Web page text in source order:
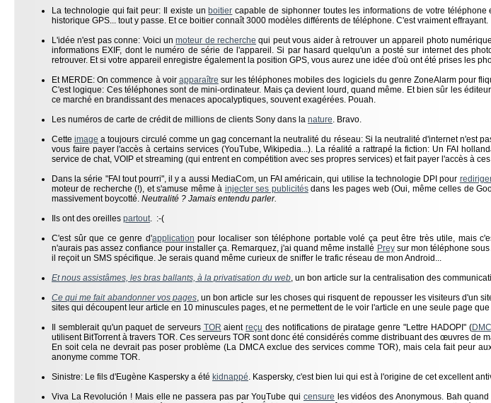
La technologie qui fait peur: Il existe un boitier capable de siphonner toutes les informations de votre
historique GPS... tout y passe. Et ce boitier connaît 3000 modèles différents de téléphone. C'est vraiment effrayant.
L'idée n'est pas conne: Voici unmoteur de recherche qui peut vous aider à retrouver un appareil photo
informations EXIF, dont le numéro de série de l'appareil. Si par hasard quelqu'un a posté sur internet des
retrouver. Et si votre appareil enregistre également la position GPS, vous aurez une idée d'où ont été prises les
Et MERDE: On commence à voir apparaître sur les téléphones mobiles des logiciels du genre ZoneAlarm pour
C'est logique: Ces téléphones sont de mini-ordinateur. Mais ça devient lourd, quand même. Et bien sûr les
ce marché en brandissant des menaces apocalyptiques, souvent exagérées. Pouah.
Les numéros de carte de crédit de millions de clients Sony dans la nature. Bravo.
Cetteimage a toujours circulé comme un gag concernant la neutralité du réseau: Si la neutralité d'internet n'est
vous faire payer l'accès à certains services (YouTube, Wikipedia...). La réalité a rattrapé la fiction: Un FAI
service de chat, VOIP et streaming (qui entrent en compétition avec ses propres services) et fait payer l'accès à
Dans la série "FAI tout pourri", il y a aussi MediaCom, un FAI américain, qui utilise la technologie DPI pour
moteur de recherche (!), et s'amuse même à injecter ses publicitésdans les pages web (Oui, même celles de
massivement boycotté. Neutralité ? Jamais entendu parler.
Ils ont des oreilles partout. :-(
C'est sûr que ce genre d'application pour localiser son téléphone portable volé ça peut être très utile, mais
n'aurais pas assez confiance pour installer ça. Remarquez, j'ai quand même installé Preysur mon téléphone sous
il reçoit un SMS spécifique. Je serais quand même curieux de sniffer le trafic réseau de mon Android...
Et nous assistâmes, les bras ballants, à la privatisation du web, un bon article sur la centralisation des
Ce qui me fait abandonner vos pages, un bon article sur les choses qui risquent de repousser les visiteurs d'un
sites qui découpent leur article en 10 minuscules pages, et ne permettent de le voir l'article en une seule page
Il semblerait qu'un paquet de serveurs TOR aientreçu des notifications de piratage genre "Lettre HADOPI" (
utilisent BitTorrent à travers TOR. Ces serveurs TOR sont donc été considérés comme distribuant des œuvres de
En soit cela ne devrait pas poser problème (La DMCA exclue des services comme TOR), mais cela fait peur
anonyme comme TOR.
Sinistre: Le fils d'Eugène Kaspersky a été kidnappé. Kaspersky, c'est bien lui qui est à l'origine de cet excellent
Viva La Revolución ! Mais elle ne passera pas par YouTube qui censure les vidéos des Anonymous. Bah